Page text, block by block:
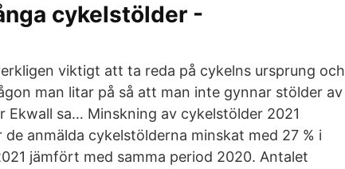
cykelstölder -
viktigt att ta reda på cykelns ursprung och
man litar på så att man inte gynnar stölder av
Ekwall sa… Minskning av cykelstölder 2021
anmälda cykelstölderna minskat med 27 % i
jämfört med samma period 2020. Antalet